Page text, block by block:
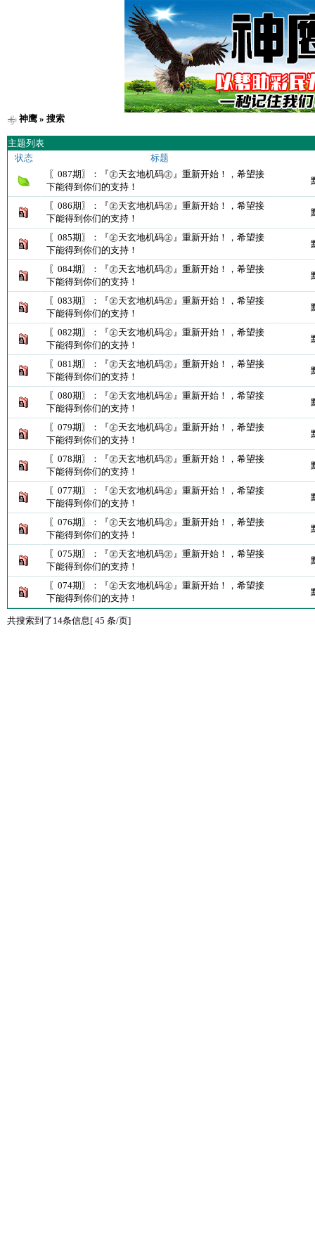
神鹰» 搜索
主题列表
状态
标题
〖087期〗：『㊣天玄地机码㊣』重新开始！，希望接
下能得到你们的支持！
〖086期〗：『㊣天玄地机码㊣』重新开始！，希望接
下能得到你们的支持！
〖085期〗：『㊣天玄地机码㊣』重新开始！，希望接
下能得到你们的支持！
〖084期〗：『㊣天玄地机码㊣』重新开始！，希望接
下能得到你们的支持！
〖083期〗：『㊣天玄地机码㊣』重新开始！，希望接
下能得到你们的支持！
〖082期〗：『㊣天玄地机码㊣』重新开始！，希望接
下能得到你们的支持！
〖081期〗：『㊣天玄地机码㊣』重新开始！，希望接
下能得到你们的支持！
〖080期〗：『㊣天玄地机码㊣』重新开始！，希望接
下能得到你们的支持！
〖079期〗：『㊣天玄地机码㊣』重新开始！，希望接
下能得到你们的支持！
〖078期〗：『㊣天玄地机码㊣』重新开始！，希望接
下能得到你们的支持！
〖077期〗：『㊣天玄地机码㊣』重新开始！，希望接
下能得到你们的支持！
〖076期〗：『㊣天玄地机码㊣』重新开始！，希望接
下能得到你们的支持！
〖075期〗：『㊣天玄地机码㊣』重新开始！，希望接
下能得到你们的支持！
〖074期〗：『㊣天玄地机码㊣』重新开始！，希望接
下能得到你们的支持！
共搜索到了14条信息[ 45 条/页]